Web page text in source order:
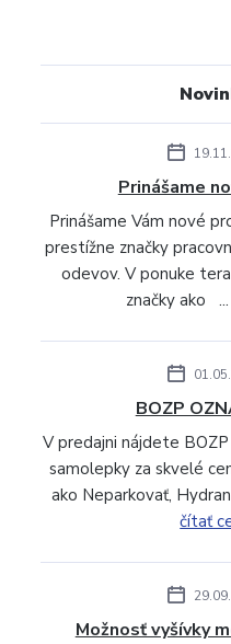
Prinášame
Prinášame Vám nové
prestížne značky
odevov. V ponuke
značky ako
BOZP
V predajni nájdete
samolepky za skvelé
ako Neparkovať,
čítať
Možnosť vyšívky